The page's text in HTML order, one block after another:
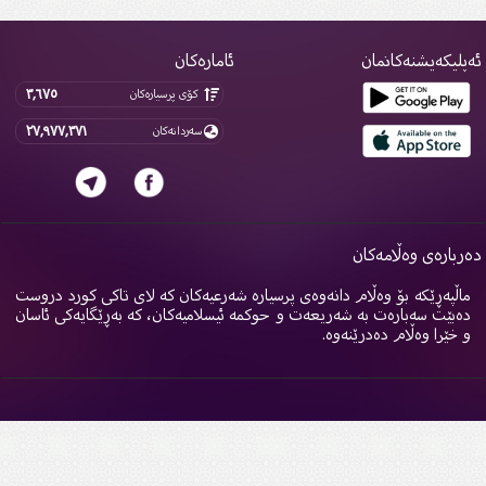
ئامارەکان
کۆی پرسیارەکان ٣,٦٧٥
سەردانەکان ٢٧,٩٧٧,٣٧١
وەڵامەکان
ماڵپەڕێکە بۆ وەڵام دانەوەی پرسیارە شەرعیەکان کە لای تاکی کورد دروست
دەبێت سەبارەت بە شەریعەت و حوکمە ئیسلامیەکان، کە بەڕێگایەکی ئاسان
و خێرا وەڵام دەدرێنەوە.